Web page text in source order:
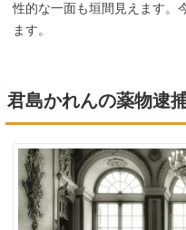
性的な一面も垣間見えます。
ます。
君島かれんの薬物逮